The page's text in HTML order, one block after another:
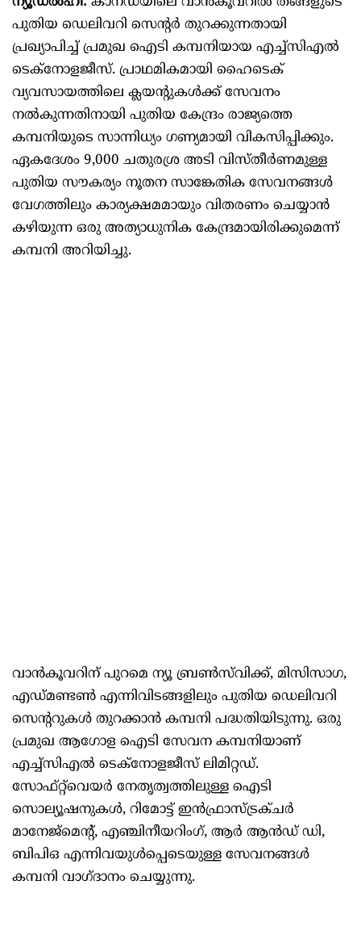
പുതിയ ഡെലിവറി സെന്റർ തുറക്കുന്നതായി
പ്രഖ്യാപിച്ച് പ്രമുഖ ഐടി കമ്പനിയായ എച്ച്സിഎൽ
ടെക്‌നോളജീസ്. പ്രാഥമികമായി ഹൈടെക്
വ്യവസായത്തിലെ ക്ലയന്റുകൾക്ക് സേവനം
നൽകുന്നതിനായി പുതിയ കേന്ദ്രം രാജ്യത്തെ
കമ്പനിയുടെ സാന്നിധ്യം ഗണ്യമായി വികസിപ്പിക്കും.
ഏകദേശം 9,000 ചതുരശ്ര അടി വിസ്തീർണമുള്ള
പുതിയ സൗകര്യം നൂതന സാങ്കേതിക സേവനങ്ങൾ
വേഗത്തിലും കാര്യക്ഷമമായും വിതരണം ചെയ്യാൻ
കഴിയുന്ന ഒരു അത്യാധുനിക കേന്ദ്രമായിരിക്കുമെന്ന്
കമ്പനി അറിയിച്ചു.
വാൻകൂവറിന് പുറമെ ന്യൂ ബ്രൺസ്‌വിക്ക്, മിസിസാഗ,
എഡ്‌മണ്ടൺ എന്നിവിടങ്ങളിലും പുതിയ ഡെലിവറി
സെന്ററുകൾ തുറക്കാൻ കമ്പനി പദ്ധതിയിടുന്നു. ഒരു
പ്രമുഖ ആഗോള ഐടി സേവന കമ്പനിയാണ്
എച്ച്സിഎൽ ടെക്നോളജീസ് ലിമിറ്റഡ്.
സോഫ്റ്റ്‌വെയർ നേതൃത്വത്തിലുള്ള ഐടി
സൊല്യൂഷനുകൾ, റിമോട്ട് ഇൻഫ്രാസ്ട്രക്ചർ
മാനേജ്‌മെന്റ്, എഞ്ചിനീയറിംഗ്, ആർ ആൻഡ് ഡി,
ബിപിഒ എന്നിവയുൾപ്പെടെയുള്ള സേവനങ്ങൾ
കമ്പനി വാഗ്ദാനം ചെയ്യുന്നു.